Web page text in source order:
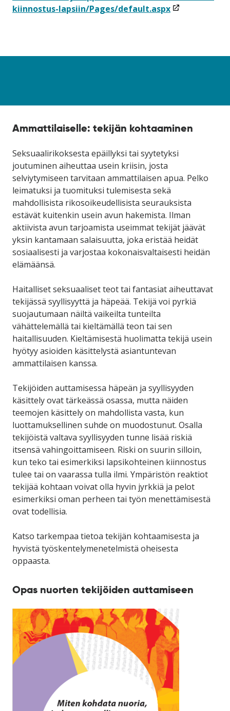
kiinnostus-lapsiin/Pages/default.aspx(linkki
Ammattilaiselle: tekijän kohtaaminen
Seksuaalirikoksesta epäillyksi tai syytetyksi
joutuminen aiheuttaa usein kriisin, josta
selviytymiseen tarvitaan ammattilaisen apua. Pelko
leimatuksi ja tuomituksi tulemisesta sekä
mahdollisista rikosoikeudellisista seurauksista
estävät kuitenkin usein avun hakemista. Ilman
aktiivista avun tarjoamista useimmat tekijät jäävät
yksin kantamaan salaisuutta, joka eristää heidät
sosiaalisesti ja varjostaa kokonaisvaltaisesti heidän
elämäänsä.
Haitalliset seksuaaliset teot tai fantasiat aiheuttavat
tekijässä syyllisyyttä ja häpeää. Tekijä voi pyrkiä
suojautumaan näiltä vaikeilta tunteilta
vähättelemällä tai kieltämällä teon tai sen
haitallisuuden. Kieltämisestä huolimatta tekijä usein
hyötyy asioiden käsittelystä asiantuntevan
ammattilaisen kanssa.
Tekijöiden auttamisessa häpeän ja syyllisyyden
käsittely ovat tärkeässä osassa, mutta näiden
teemojen käsittely on mahdollista vasta, kun
luottamuksellinen suhde on muodostunut. Osalla
tekijöistä valtava syyllisyyden tunne lisää riskiä
itsensä vahingoittamiseen. Riski on suurin silloin,
kun teko tai esimerkiksi lapsikohteinen kiinnostus
tulee tai on vaarassa tulla ilmi. Ympäristön reaktiot
tekijää kohtaan voivat olla hyvin jyrkkiä ja pelot
esimerkiksi oman perheen tai työn menettämisestä
ovat todellisia.
Katso tarkempaa tietoa tekijän kohtaamisesta ja
hyvistä työskentelymenetelmistä oheisesta
oppaasta.
Opas nuorten tekijöiden auttamiseen